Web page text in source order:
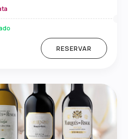
RESERVAR